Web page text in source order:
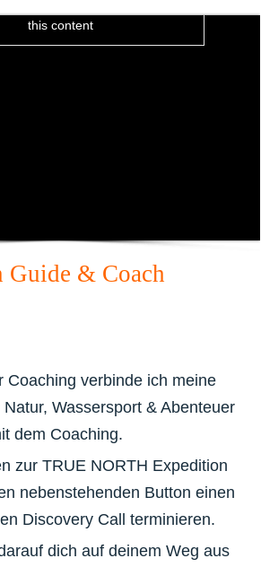
this content
Guide & Coach
Coaching verbinde ich meine
Wassersport & Abenteuer
dem Coaching.
zur TRUE NORTH Expedition
nebenstehenden Button einen
Discovery Call terminieren.
dich auf deinem Weg aus